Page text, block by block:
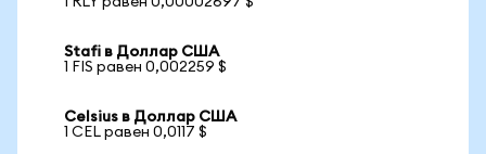
Stafi в Доллар США
1 FIS равен 0,002259 $
Celsius в Доллар США
1 CEL равен 0,0117 $